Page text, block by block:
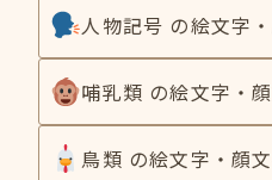
人物記号 の絵文字
哺乳類 の絵文字・
鳥類 の絵文字・顔